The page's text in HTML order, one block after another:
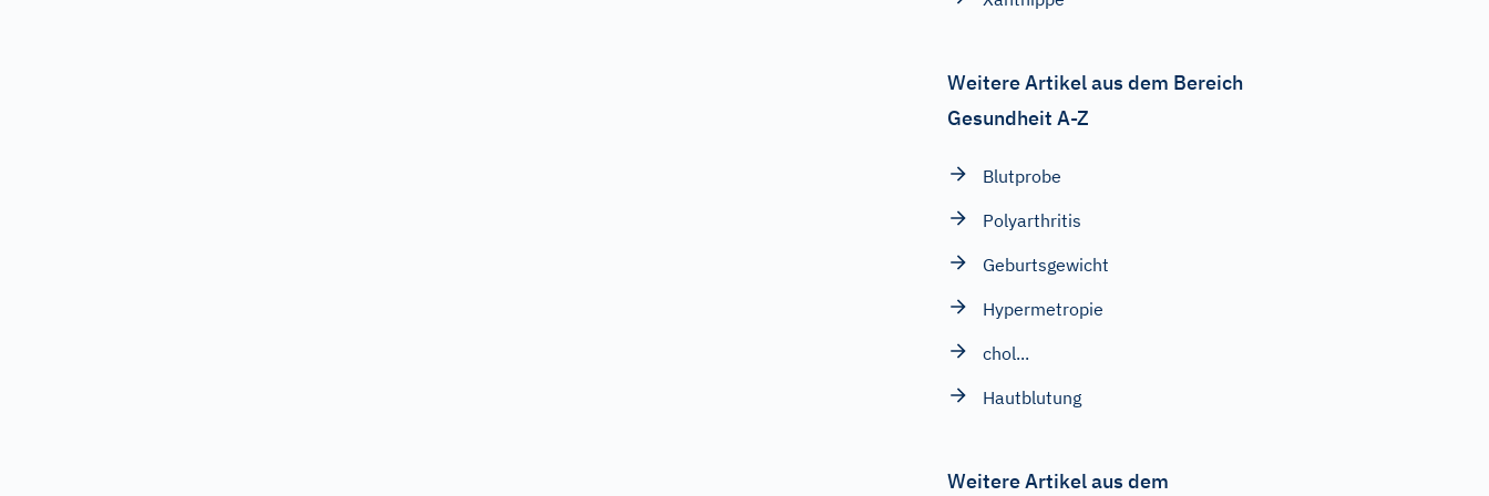
Weitere Artikel aus dem Bereich
Gesundheit A-Z
Blutprobe
Polyarthritis
Geburtsgewicht
Hypermetropie
chol...
Hautblutung
Weitere Artikel aus dem